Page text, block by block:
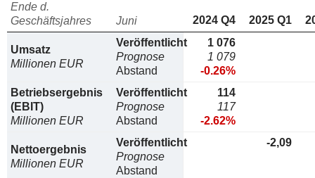
Ende d.
Geschäftsjahres
Juni 2024 Q4 2025 Q1
Umsatz
Millionen EUR
Veröffentlicht
Prognose
Abstand
1 076
1 079
-0.26%
Betriebsergebnis
(EBIT)
Millionen EUR
Veröffentlicht
Prognose
Abstand
114
117
-2.62%
Nettoergebnis
Millionen EUR
Veröffentlicht
Prognose
Abstand
-2,09